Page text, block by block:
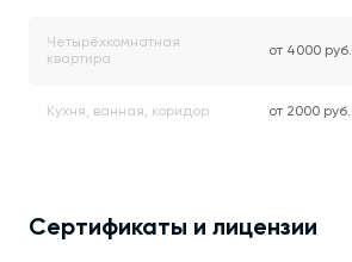
Четырёхкомнатная
квартира
от 4000 руб.
Кухня, ванная, коридор от 2000 руб.
Сертификаты и лицензии